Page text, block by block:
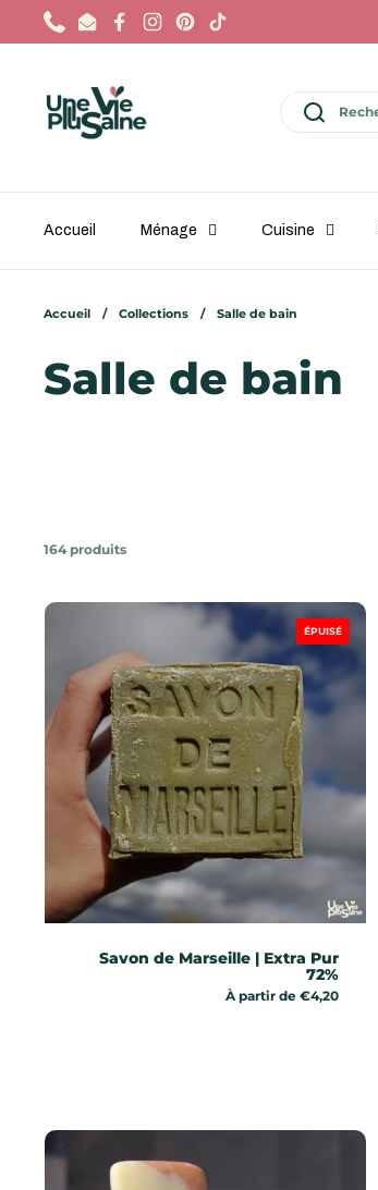
Passer au contenu
PhoneEmailFacebookInstagram
Pinterest
TikTok
Accueil Ménage Cuisine
Accueil / Collections / Salle de bain
Salle de bain
164 produits
Savon de Marseille | Extra Pur
72%
Prix:
À partir de €4,20
ÉPUISÉ